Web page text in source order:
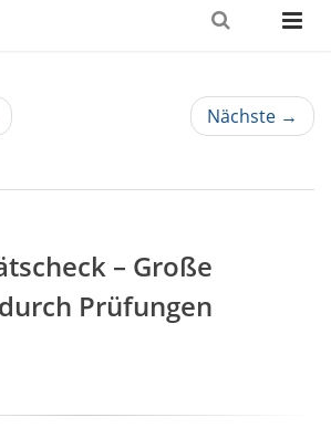
Nächste →
– Große
Prüfungen